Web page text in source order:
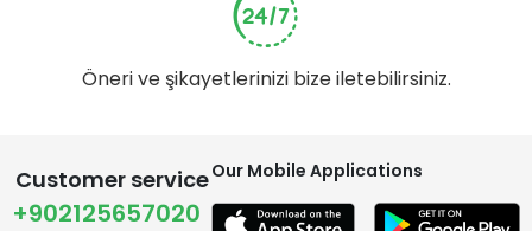
Öneri ve şikayetlerinizi bize iletebilirsiniz.
Customer service
+902125657020
Our Mobile Applications